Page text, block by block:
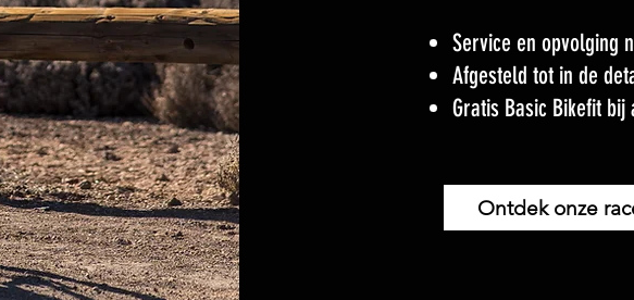
Service en opvolging
Afgesteld tot in de
Gratis Basic Bikefit bij
Ontdek onze